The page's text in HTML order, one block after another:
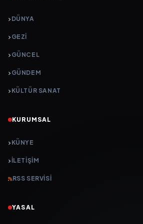
DÜNYA
GEZI
GÜNCEL
GÜNDEM
KÜLTÜR SANAT
KURUMSAL
KÜNYE
İLETIŞIM
RSS SERVISI
YASAL